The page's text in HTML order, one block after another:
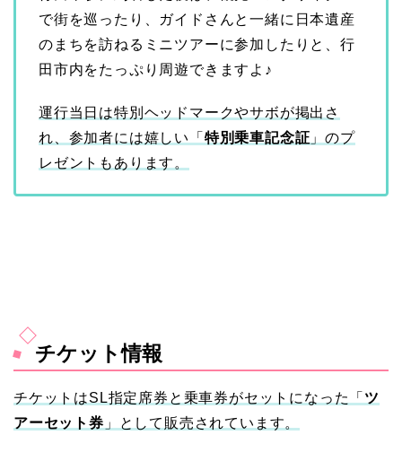
で街を巡ったり、ガイドさんと一緒に日本遺産
のまちを訪ねるミニツアーに参加したりと、行
田市内をたっぷり周遊できますよ♪
運行当日は特別ヘッドマークやサボが掲出さ
れ、参加者には嬉しい「 特別乗車記念証 」のプ
レゼントもあります。
チケット情報
チケットはSL指定席券と乗車券がセットになった「 ツ
アーセット券 」として販売されています。